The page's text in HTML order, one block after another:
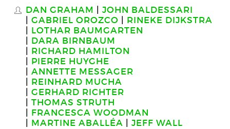
S DAN GRAHAM
JOHN BALDESSARI
GABRIEL OROZCO
RINEKE DIJKSTRA
LOTHAR BAUMGARTEN
DARA BIRNBAUM
RICHARD HAMILTON
PIERRE HUYGHE
ANNETTE MESSAGER
REINHARD MUCHA
GERHARD RICHTER
THOMAS STRUTH
FRANCESCA WOODMAN
MARTINE ABALLÉA
JEFF WALL